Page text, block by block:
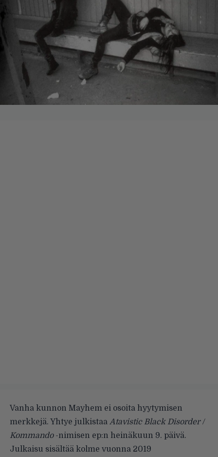
Vanha kunnon Mayhem ei osoita hyytymisen
merkkejä. Yhtye julkistaa Atavistic Black Disorder /
Kommando -nimisen ep:n heinäkuun 9. päivä.
Julkaisu sisältää kolme vuonna 2019